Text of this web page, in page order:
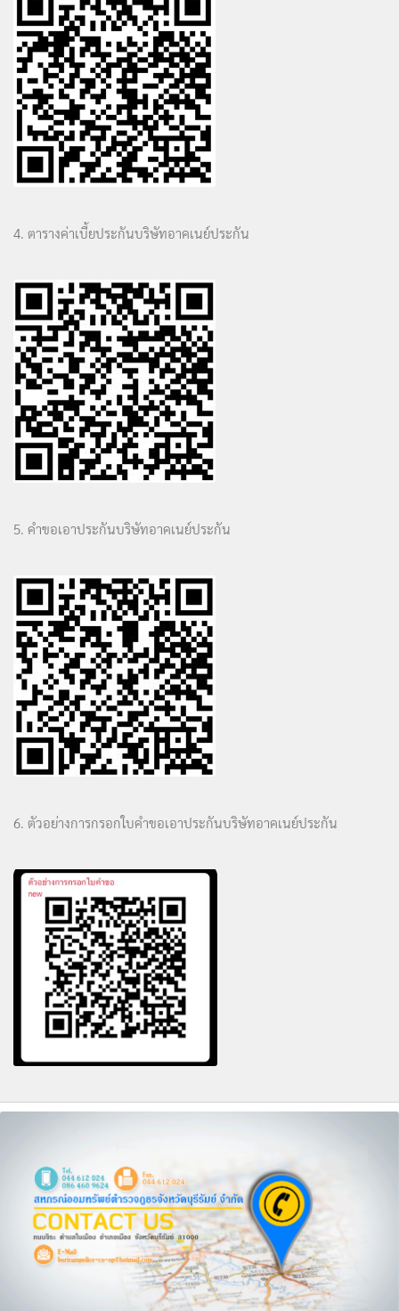
4. ตารางค่าเบี้ยประกันบริษัทอาคเนย์ประกัน
5. คำขอเอาประกันบริษัทอาคเนย์ประกัน
6. ตัวอย่างการกรอกใบคำขอเอาประกันบริษัทอาคเนย์ประกัน